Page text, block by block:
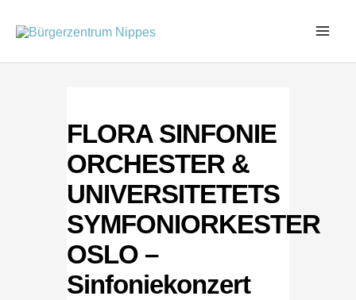
Inhalt
FLORA SINFONIE
ORCHESTER &
UNIVERSITETETS
SYMFONIORKESTER
OSLO –
Sinfoniekonzert